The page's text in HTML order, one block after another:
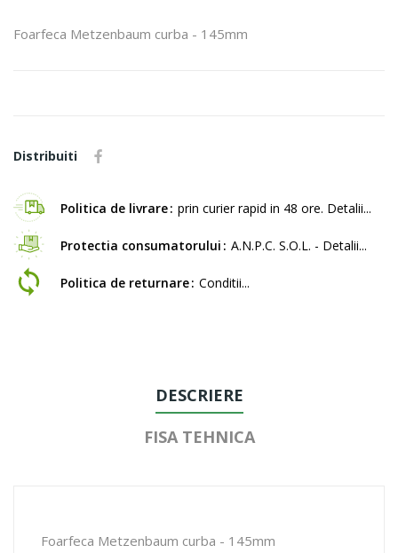
Foarfeca Metzenbaum curba - 145mm
Distribuiti
Politica de livrare prin curier rapid in 48 ore. Detalii...
Protectia consumatorului A.N.P.C. S.O.L. - Detalii...
Politica de returnare Conditii...
DESCRIERE
FISA TEHNICA
Foarfeca Metzenbaum curba - 145mm